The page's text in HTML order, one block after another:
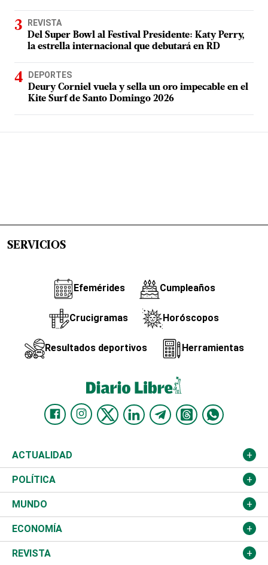
REVISTA
Del Super Bowl al Festival Presidente: Katy Perry,
la estrella internacional que debutará en RD
DEPORTES
Deury Corniel vuela y sella un oro impecable en el
Kite Surf de Santo Domingo 2026
SERVICIOS
Efemérides Cumpleaños
Crucigramas Horóscopos
Resultados deportivos Herramientas
ACTUALIDAD
Nacional
Ciudad
Educación
Salud
POLÍTICA
Partidos
JCE
TSE
MUNDO
Estados Unidos
América Latina
ECONOMÍA
Finanzas
REVISTA